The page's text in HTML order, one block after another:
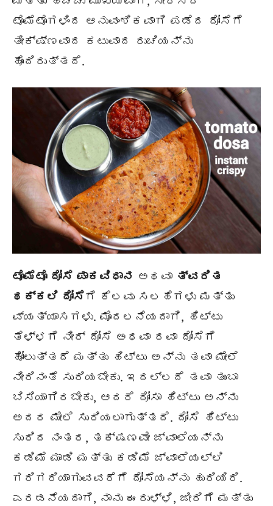
ಟೊಮೆಟೊಗಳಿಂದ ಆನುವಂಶಿಕವಾಗಿ ಪಡೆದ ದೋಸೆಗೆ
ತೀಕ್ಷ್ಣವಾದ ಕಟುವಾದ ರುಚಿಯನ್ನು
ಹೊಂದಿರುತ್ತದೆ.
ಟೊಮೆಟೊ ದೋಸೆ ಪಾಕವಿಧಾನ ಅಥವಾ ತ್ವರಿತ
ಥಕ್ಕಲಿ ದೋಸೆಗೆ ಕೆಲವು ಸಲಹೆಗಳು ಮತ್ತು
ವ್ಯತ್ಯಾಸಗಳು. ಮೊದಲನೆಯದಾಗಿ, ಹಿಟ್ಟು
ತೆಳ್ಳಗೆ ನೀರ್ ದೋಸೆ ಅಥವಾ ರವಾ ದೋಸೆಗೆ
ಹೋಲುತ್ತದೆ ಮತ್ತು ಹಿಟ್ಟು ಅನ್ನು ತವಾ ಮೇಲೆ
ನೀರಿನಂತೆ ಸುರಿಯಬೇಕು. ಇದಲ್ಲದೆ ತವಾ ತುಂಬಾ
ಬಿಸಿಯಾಗಿರಬೇಕು, ಆದರೆ ದೋಸಾ ಹಿಟ್ಟು ಅನ್ನು
ಅದರ ಮೇಲೆ ಸುರಿಯಲಾಗುತ್ತದೆ. ದೋಸೆ ಹಿಟ್ಟು
ಸುರಿದ ನಂತರ, ತಕ್ಷಣವೇ ಜ್ವಾಲೆಯನ್ನು
ಕಡಿಮೆ ಮಾಡಿ ಮತ್ತು ಕಡಿಮೆ ಜ್ವಾಲೆಯಲ್ಲಿ
ಗರಿಗರಿಯಾಗುವವರೆಗೆ ದೋಸೆಯನ್ನು ಹುರಿಯಿರಿ.
ಎರಡನೆಯದಾಗಿ, ನಾನು ಈರುಳ್ಳಿ, ಜೀರಿಗೆ ಮತ್ತು